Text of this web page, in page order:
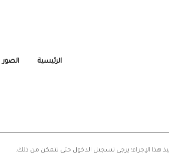
الرئيسية الصور
هذا الإجراء؛ يرجى تسجيل الدخول حتى تتمكن من ذلك.